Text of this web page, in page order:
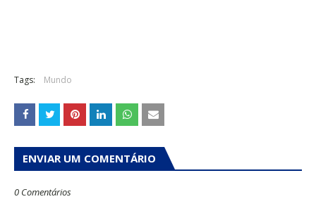
Tags: Mundo
ENVIAR UM COMENTÁRIO
0 Comentários